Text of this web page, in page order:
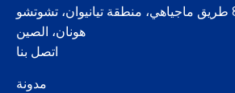
العنوان: رقم 88 طريق ماجياهي، منطقة تيانيوان، تشوتشو
هونان، الصين
اتصل بنا
مدونة